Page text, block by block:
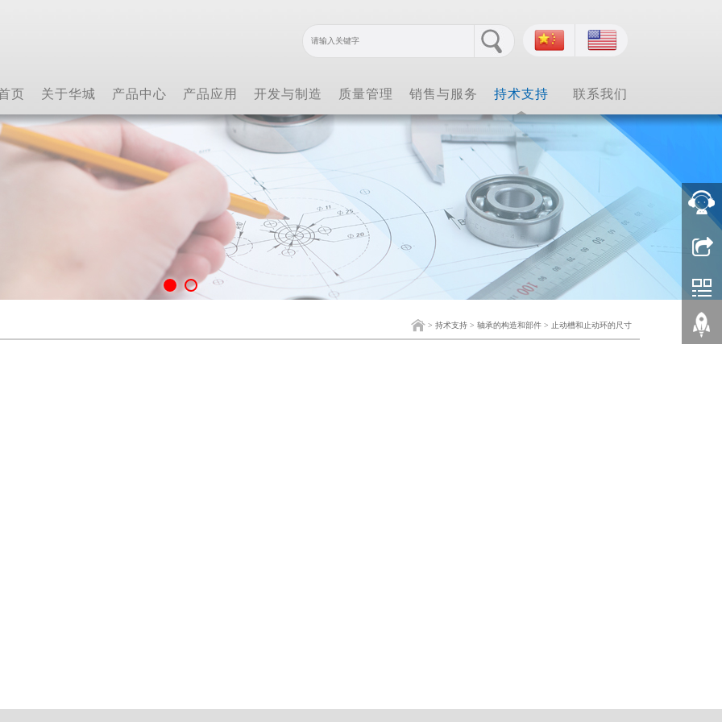
页 关于华城 产品中心 产品应用 开发与制造 质量管理 销售与服务 持术支持 联系我们
> 持术支持 > 轴承的构造和部件 > 止动槽和止动环的尺寸